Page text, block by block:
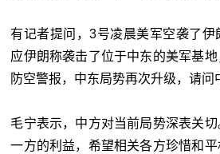
有记者提问，3号凌晨美军空袭了伊
应伊朗称袭击了位于中东的美军基
防空警报，中东局势再次升级，请问
毛宁表示，中方对当前局势深表关
一方的利益，希望相关各方珍惜和平